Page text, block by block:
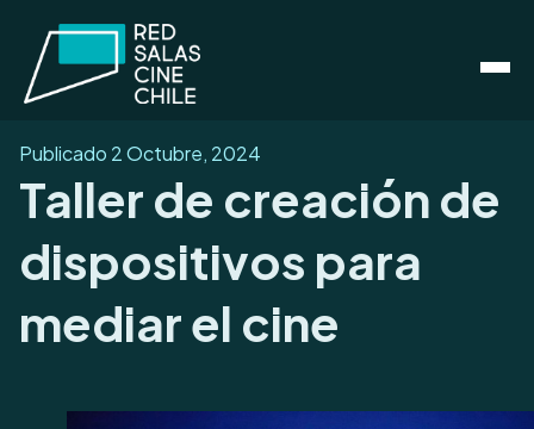
Publicado 2 Octubre, 2024
Taller de creación de
dispositivos para
mediar el cine